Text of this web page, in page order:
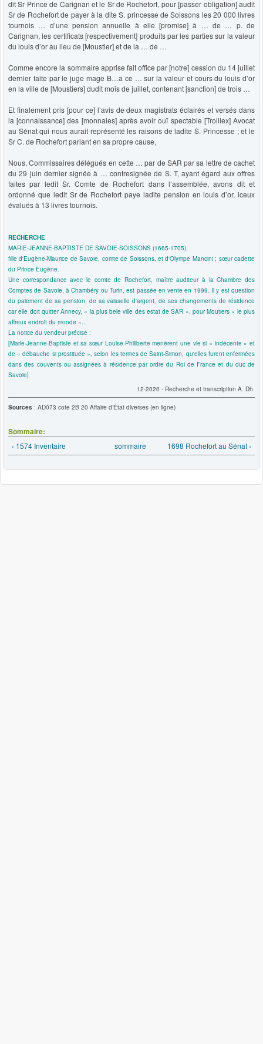
dit Sr Prince de Carignan et le Sr de Rochefort, pour [passer obligation] audit
Sr de Rochefort de payer à la dite S. princesse de Soissons les 20 000 livres
tournois … d’une pension annuelle à elle [promise] à … de … p. de
Carignan, les certificats [respectivement] produits par les parties sur la valeur
du louis d’or au lieu de [Moustier] et de la … de …
Comme encore la sommaire apprise fait office par [notre] cession du 14 juillet
dernier faite par le juge mage B…a ce … sur la valeur et cours du louis d’or
en la ville de [Moustiers] dudit mois de juillet, contenant [sanction] de trois …
Et finalement pris [pour ce] l’avis de deux magistrats éclairés et versés dans
la [connaissance] des [monnaies] après avoir ouï spectable [Trolliex] Avocat
au Sénat qui nous aurait représenté les raisons de ladite S. Princesse ; et le
Sr C. de Rochefort parlant en sa propre cause,
Nous, Commissaires délégués en cette … par de SAR par sa lettre de cachet
du 29 juin dernier signée à … contresignée de S. T, ayant égard aux offres
faites par ledit Sr. Comte de Rochefort dans l’assemblée, avons dit et
ordonné que ledit Sr de Rochefort paye ladite pension en louis d’or, iceux
évalués à 13 livres tournois.
RECHERCHE
MARIE-JEANNE-BAPTISTE DE SAVOIE-SOISSONS (1665-1705),
fille d'Eugène-Maurice de Savoie, comte de Soissons, et d'Olympe Mancini ; sœur cadette
du Prince Eugène.
Une correspondance avec le comte de Rochefort, maître auditeur à la Chambre des
Comptes de Savoie, à Chambéry ou Turin, est passée en vente en 1999. Il y est question
du paiement de sa pension, de sa vaisselle d'argent, de ses changements de résidence
car elle doit quitter Annecy, « la plus bele ville des estat de SAR », pour Moutiers « le plus
affreux endroit du monde »...
La notice du vendeur précise :
[Marie-Jeanne-Baptiste et sa sœur Louise-Philiberte menèrent une vie si « indécente » et
de « débauche si prostituée », selon les termes de Saint-Simon, qu'elles furent enfermées
dans des couvents ou assignées à résidence par ordre du Roi de France et du duc de
Savoie]
12-2020 - Recherche et transcription A. Dh.
Sources : AD073 cote 2B 20 Affaire d’État diverses (en ligne)
Sommaire:
‹ 1574 Inventaire sommaire 1698 Rochefort au Sénat ›